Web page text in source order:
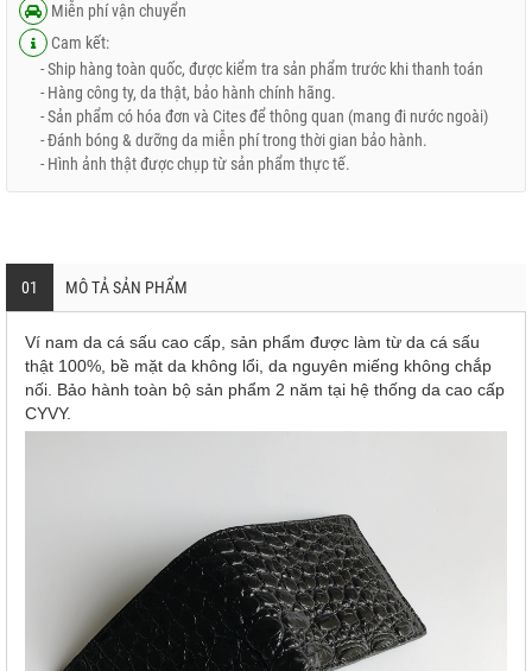
Miễn phí vận chuyển
Cam kết:
- Ship hàng toàn quốc, được kiểm tra sản phẩm trước khi thanh toán
- Hàng công ty, da thật, bảo hành chính hãng.
- Sản phẩm có hóa đơn và Cites để thông quan (mang đi nước ngoài)
- Đánh bóng & dưỡng da miễn phí trong thời gian bảo hành.
- Hình ảnh thật được chụp từ sản phẩm thực tế.
01 MÔ TẢ SẢN PHẨM
Ví nam da cá sấu cao cấp, sản phẩm được làm từ da cá sấu
thật 100%, bề mặt da không lổi, da nguyên miếng không chắp
nối. Bảo hành toàn bộ sản phẩm 2 năm tại hệ thống da cao cấp
CYVY.